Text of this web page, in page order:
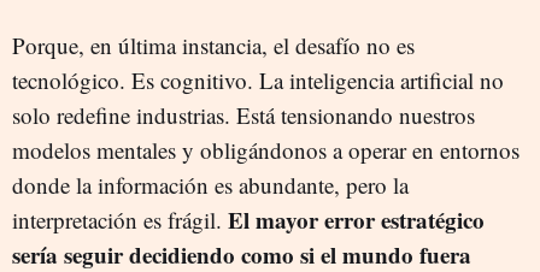
Porque, en última instancia, el desafío no es
tecnológico. Es cognitivo. La inteligencia artificial no
solo redefine industrias. Está tensionando nuestros
modelos mentales y obligándonos a operar en entornos
donde la información es abundante, pero la
interpretación es frágil. El mayor error estratégico
sería seguir decidiendo como si el mundo fuera